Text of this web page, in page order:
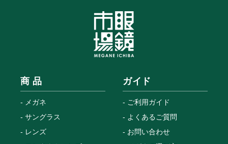
商 品
メガネ
サングラス
レンズ
ガイド
ご利用ガイド
よくあるご質問
お問い合わせ